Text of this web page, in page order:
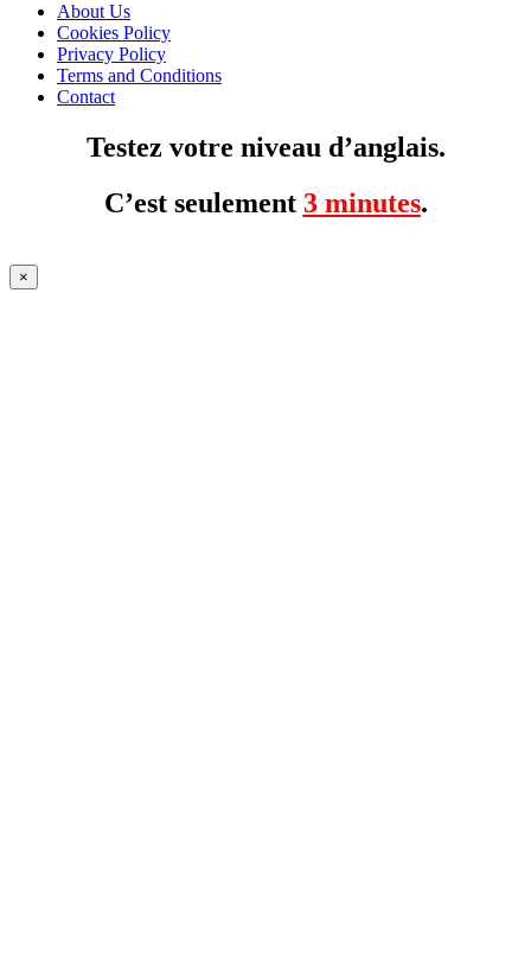
About Us
Cookies Policy
Privacy Policy
Terms and Conditions
Contact
Testez votre niveau d’anglais.
C’est seulement 3 minutes.
×